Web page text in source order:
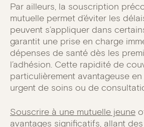
Par ailleurs, la souscription
mutuelle permet d’éviter les
peuvent s’appliquer dans
garantit une prise en charge
dépenses de santé dès les
l’adhésion. Cette rapidité de
particulièrement avantageuse
urgent de soins ou de
Souscrire à une mutuelle jeune
avantages significatifs, allant